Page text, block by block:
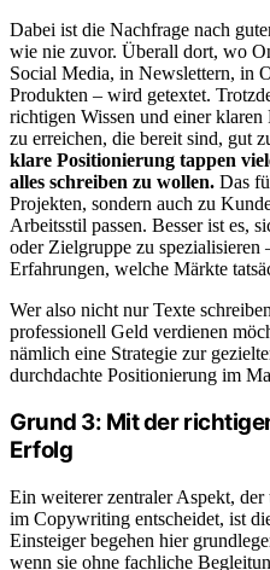
Dabei ist die Nachfrage nach
wie nie zuvor. Überall dort, wo
Social Media, in Newslettern, in
Produkten – wird getextet.
richtigen Wissen und einer
zu erreichen, die bereit sind, gut
klare Positionierung tappen
alles schreiben zu wollen. Das
Projekten, sondern auch zu
Arbeitsstil passen. Besser ist es,
oder Zielgruppe zu spezialisieren
Erfahrungen, welche Märkte
Wer also nicht nur Texte
professionell Geld verdienen
nämlich eine Strategie zur
durchdachte Positionierung im
Grund 3: Mit der
Erfolg
Ein weiterer zentraler Aspekt,
im Copywriting entscheidet, ist
Einsteiger begehen hier
wenn sie ohne fachliche